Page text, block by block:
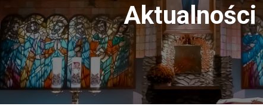
Aktualności